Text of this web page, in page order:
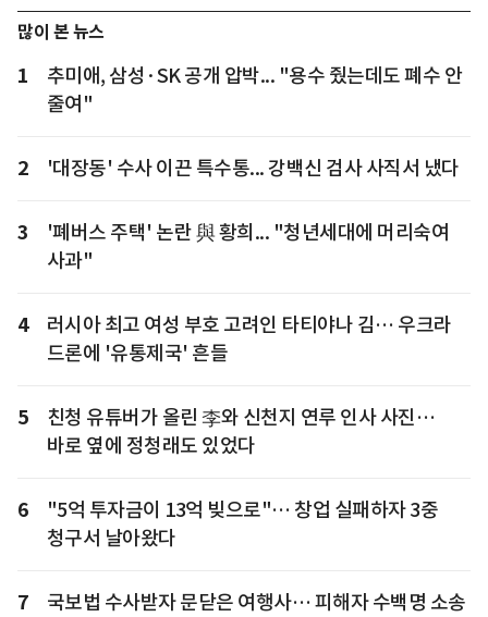
많이 본 뉴스
1
추미애, 삼성·SK 공개 압박... "용수 줬는데도 폐수 안
줄여"
2 '대장동' 수사 이끈 특수통... 강백신 검사 사직서 냈다
3
'폐버스 주택' 논란 與 황희... "청년세대에 머리숙여
사과"
4
러시아 최고 여성 부호 고려인 타티야나 김… 우크라
드론에 '유통제국' 흔들
5
친청 유튜버가 올린 李와 신천지 연루 인사 사진…
바로 옆에 정청래도 있었다
6
"5억 투자금이 13억 빚으로"… 창업 실패하자 3중
청구서 날아왔다
7
국보법 수사받자 문닫은 여행사… 피해자 수백명 소송